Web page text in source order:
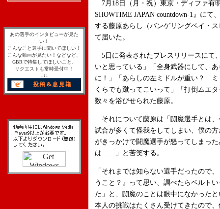
あの選手のインタビューが見た
い！
こんなこと選手に聞いてほしい！
こんな動画が見たい！などなど、
GBRで特集してほしいこと、
リクエストも常時受付中！
↓↓↓
7月18日（月・祝）東京・ディファ有
SHOWTIME JAPAN countdown-1』に
する藤原あらし（バンゲリングベイ・
て届いた。
5日に発表されたプレスリリースにて
いと思っている」「全身武器にして、
に！」「あらしの左ミドルが重い？
くらでも蹴ってこいって」「打倒ムエ
数々を浴びせられた藤原。
それについて藤原は「闘魔選手とは
試合が多くて怪我をしてしまい、僕の
がきっかけで闘魔選手が怒ってしまっ
は……」と苦笑する。
「それまでは知らない選手だったので
うこと？』って思い、調べたらベルト
た」と、闘魔のことは眼中になかった
本人の挑戦はたくさん受けてきたので